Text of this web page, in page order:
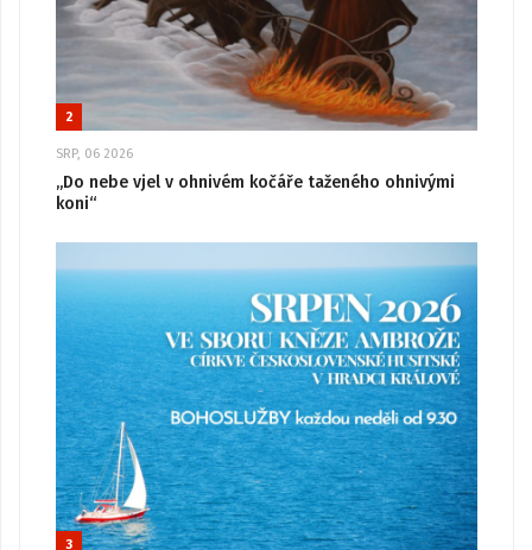
2
SRP, 06 2026
„Do nebe vjel v ohnivém kočáře taženého ohnivými
koni“
3